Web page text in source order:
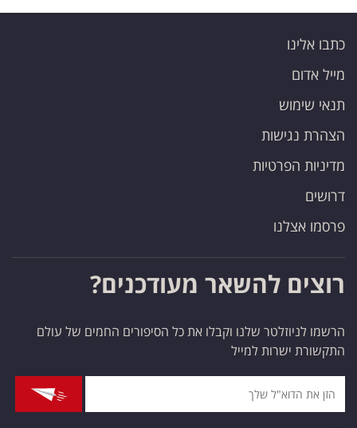
כתבו אלינו
מייל אדום
תנאי שימוש
הצהרת נגישות
מדיניות הפרטיות
דרושים
פרסמו אצלנו
רוצים להשאר מעודכנים?
הרשמו לניוזלטר שלנו וקבלו את כל הסיפורים החמים של עולם
התקשורת ישרות למייל